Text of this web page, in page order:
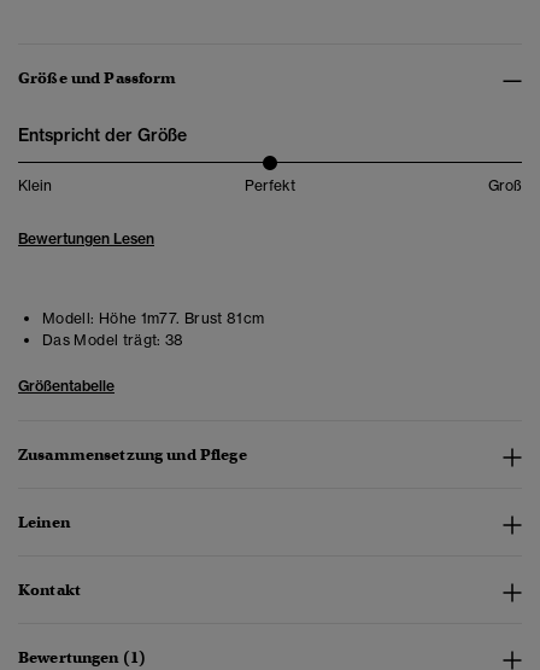
Größe und Passform
Entspricht der Größe
Klein Perfekt Groß
Bewertungen Lesen
Modell: Höhe 1m77. Brust 81cm
Das Model trägt: 38
Größentabelle
Zusammensetzung und Pflege
Leinen
Kontakt
Bewertungen (1)